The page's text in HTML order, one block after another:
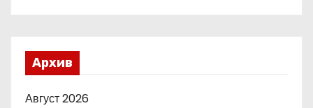
Архив
Август 2026